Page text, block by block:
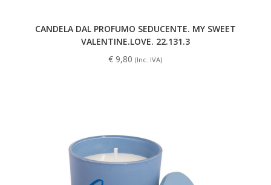
CANDELA DAL PROFUMO SEDUCENTE. MY SWEET
VALENTINE.LOVE. 22.131.3
€ 9,80 (Inc. IVA)